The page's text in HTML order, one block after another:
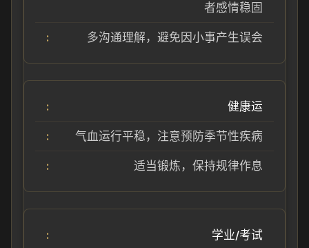
者感情稳固
多沟通理解，避免因小事产生误会
健康运
气血运行平稳，注意预防季节性疾病
适当锻炼，保持规律作息
学业/考试